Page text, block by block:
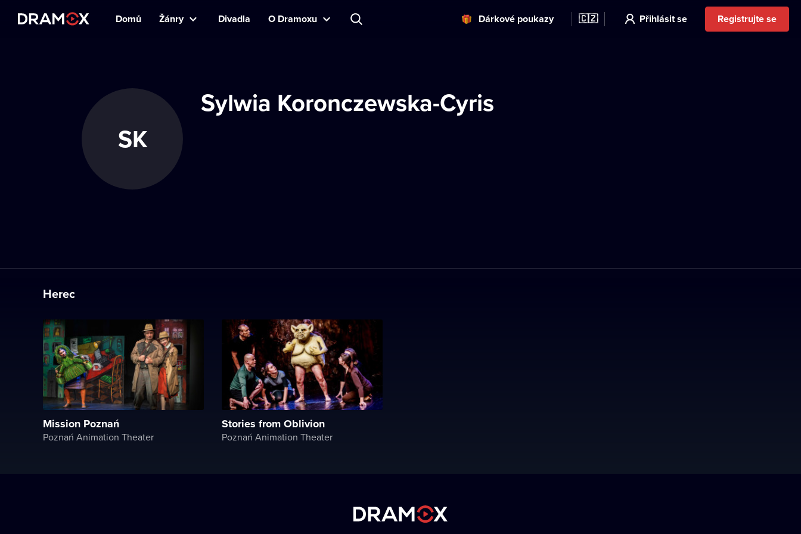
Domů Žánry Divadla O Dramoxu Dárkové poukazy 🇨🇿 Přihlásit se Registrujte se
SK
Sylwia Koronczewska-Cyris
Herec
Mission Poznań
Poznań Animation Theater
Stories from Oblivion
Poznań Animation Theater